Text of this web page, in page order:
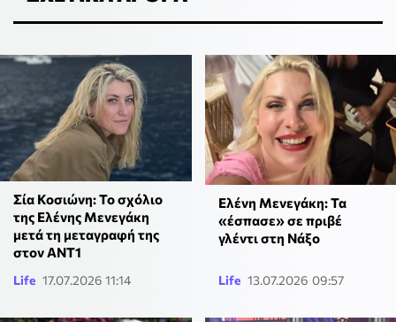
Σία Κοσιώνη: Το σχόλιο
της Ελένης Μενεγάκη
μετά τη μεταγραφή της
στον ΑΝΤ1
Life 17.07.2026 11:14
Ελένη Μενεγάκη: Τα
«έσπασε» σε πριβέ
γλέντι στη Νάξο
Life 13.07.2026 09:57